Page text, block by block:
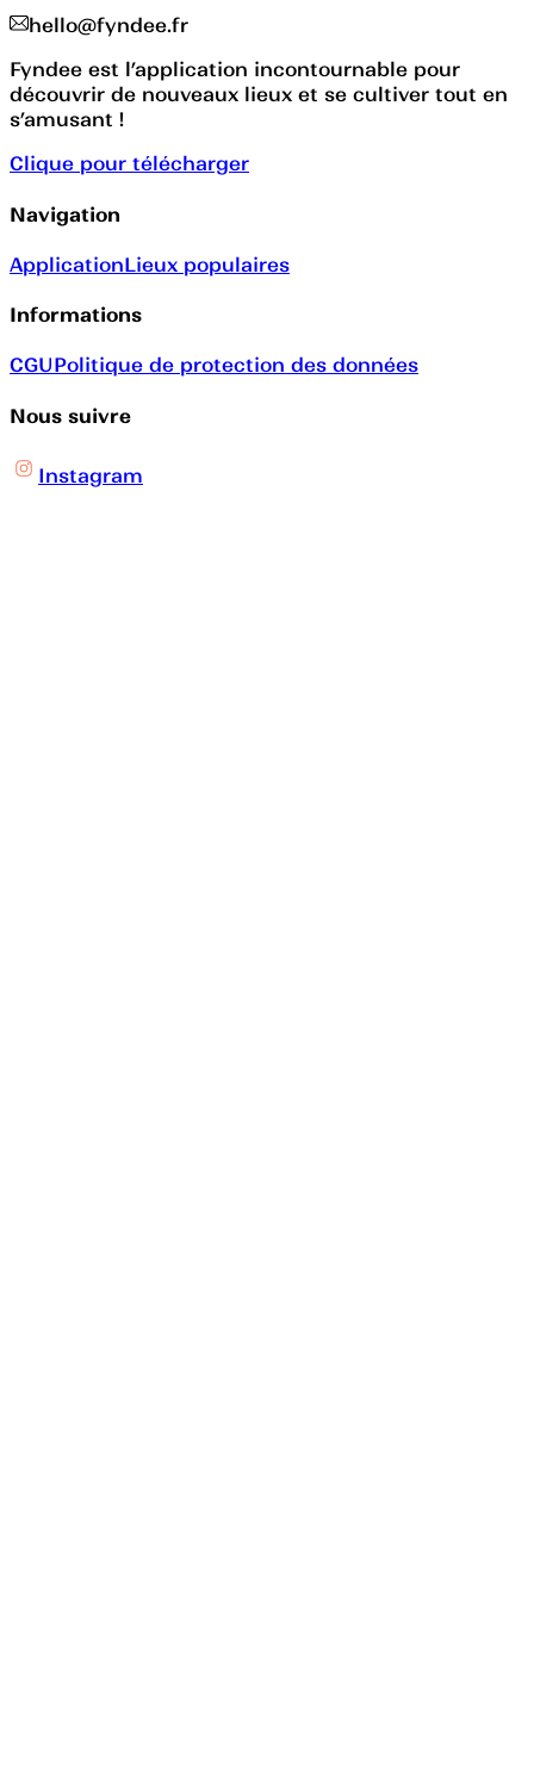
hello@fyndee.fr
Fyndee est l’application incontournable pour
découvrir de nouveaux lieux et se cultiver tout en
s’amusant !
Clique pour télécharger
Navigation
ApplicationLieux populaires
Informations
CGUPolitique de protection des données
Nous suivre
Instagram